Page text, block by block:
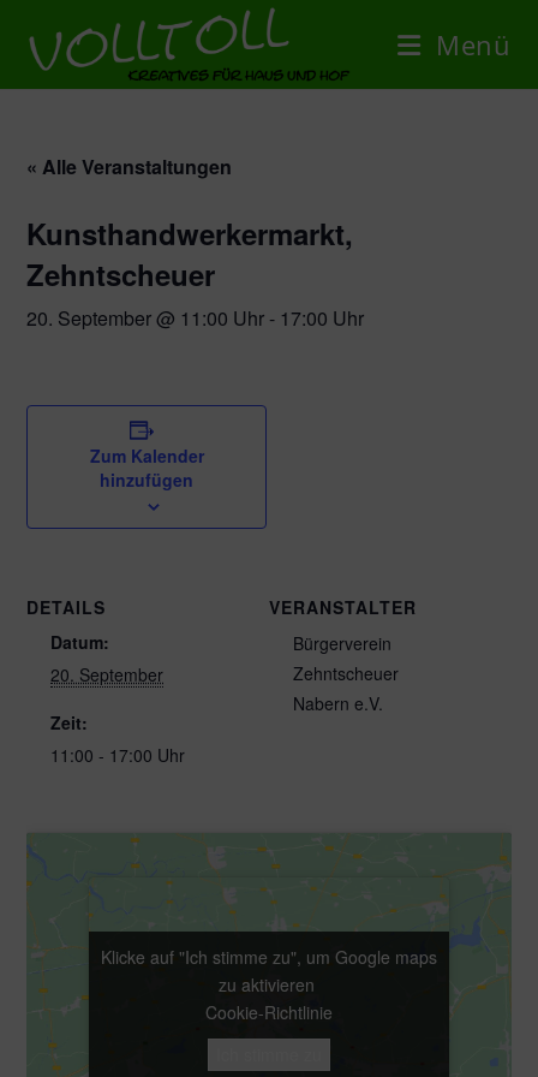
Menü
« Alle Veranstaltungen
Kunsthandwerkermarkt,
Zehntscheuer
20. September @ 11:00 Uhr - 17:00 Uhr
Zum Kalender
hinzufügen
DETAILS
Datum:
20. September
Zeit:
11:00 - 17:00 Uhr
VERANSTALTER
Bürgerverein
Zehntscheuer
Nabern e.V.
Klicke auf "Ich stimme zu", um Google maps
zu aktivieren
Cookie-Richtlinie
Klicke auf "Ich stimme zu", um Google maps
zu aktivieren
Cookie-Richtlinie